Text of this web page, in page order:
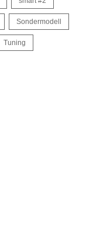
Sondermodell
Tuning